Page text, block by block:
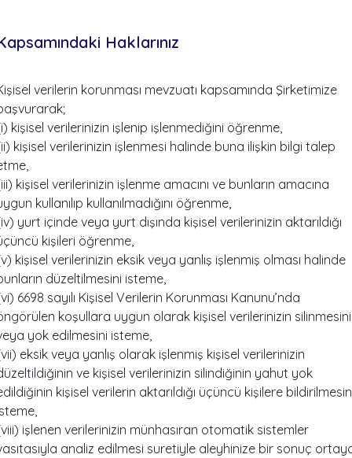
Haklarınız
verilerin korunması mevzuatı kapsamında Şirketimize
kişisel verilerinizin işlenip işlenmediğini öğrenme,
kişisel verilerinizin işlenmesi halinde buna ilişkin bilgi talep
kişisel verilerinizin işlenme amacını ve bunların amacına
kullanılıp kullanılmadığını öğrenme,
yurt içinde veya yurt dışında kişisel verilerinizin aktarıldığı
kişileri öğrenme,
kişisel verilerinizin eksik veya yanlış işlenmiş olması halinde
düzeltilmesini isteme,
6698 sayılı Kişisel Verilerin Korunması Kanunu’nda
koşullara uygun olarak kişisel verilerinizin silinmesini
yok edilmesini isteme,
eksik veya yanlış olarak işlenmiş kişisel verilerinizin
ve kişisel verilerinizin silindiğinin yahut yok
kişisel verilerin aktarıldığı üçüncü kişilere
işlenen verilerinizin münhasıran otomatik sistemler
analiz edilmesi suretiyle aleyhinize bir sonuç